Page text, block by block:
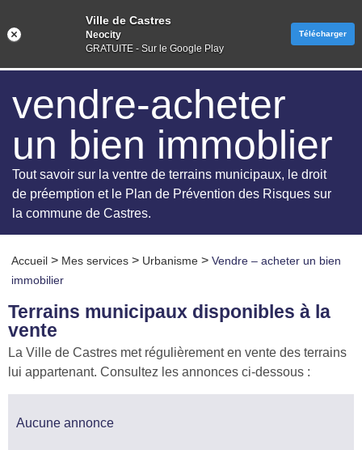
vendre-acheter
un bien immoblier
Tout savoir sur la ventre de terrains municipaux, le droit
de préemption et le Plan de Prévention des Risques sur
la commune de Castres.
Accueil > Mes services > Urbanisme >Vendre – acheter un bien
immobilier
Terrains municipaux disponibles à la
vente
La Ville de Castres met régulièrement en vente des terrains
lui appartenant. Consultez les annonces ci-dessous :
Aucune annonce
Ville de Castres
Neocity
GRATUITE - Sur le Google Play
Télécharger